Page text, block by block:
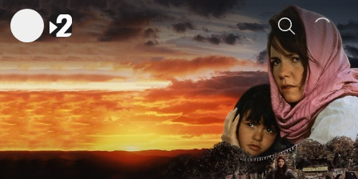
Sök